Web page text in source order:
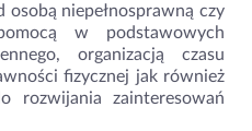
osobą niepełnosprawną czy
w podstawowych
organizacją czasu
fizycznej jak również
rozwijania zainteresowań